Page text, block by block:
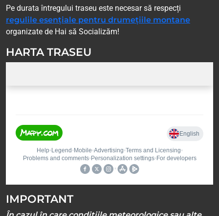
Pe durata întregului traseu este necesar să respecți
regulile esențiale pentru drumețiile montane
organizate de Hai să Socializăm!
HARTA TRASEU
IMPORTANT